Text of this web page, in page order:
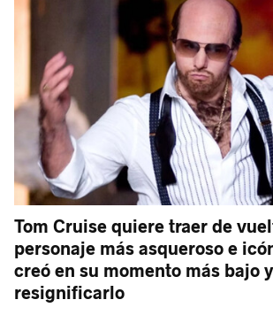
Tom Cruise quiere traer de
personaje más asqueroso e
creó en su momento más bajo
resignificarlo